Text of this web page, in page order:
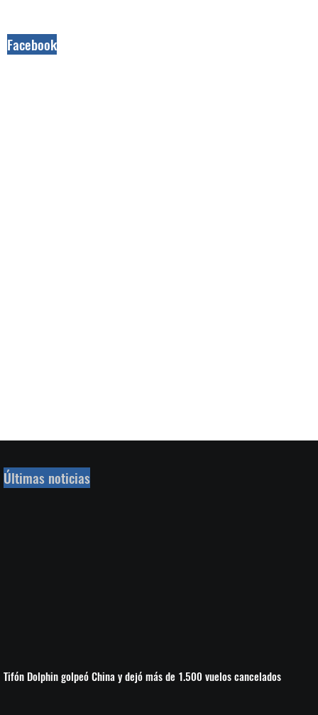
Facebook
Últimas noticias
Tifón Dolphin golpeó China y dejó más de 1.500 vuelos cancelados